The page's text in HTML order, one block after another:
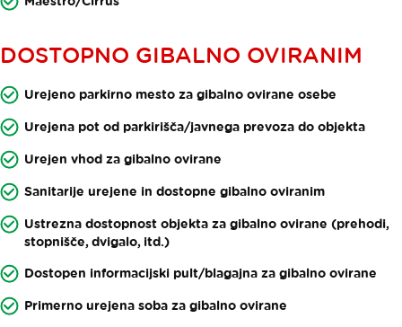
DOSTOPNO GIBALNO OVIRANIM
Urejeno parkirno mesto za gibalno ovirane osebe
Urejena pot od parkirišča/javnega prevoza do objekta
Urejen vhod za gibalno ovirane
Sanitarije urejene in dostopne gibalno oviranim
Ustrezna dostopnost objekta za gibalno ovirane (prehodi,
stopnišče, dvigalo, itd.)
Dostopen informacijski pult/blagajna za gibalno ovirane
Primerno urejena soba za gibalno ovirane